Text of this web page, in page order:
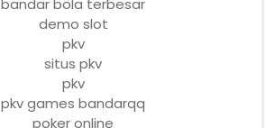
bandar bola terbesar
demo slot
pkv
situs pkv
pkv
pkv games bandarqq
poker online